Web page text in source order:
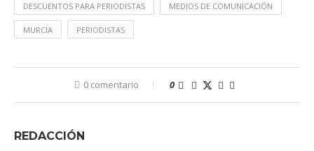
DESCUENTOS PARA PERIODISTAS MEDIOS DE COMUNICACIÓN
MURCIA PERIODISTAS
0 comentario 0
REDACCIÓN